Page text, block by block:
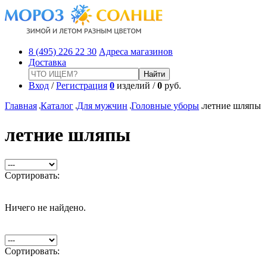
8 (495) 226 22 30 Адреса магазинов
Доставка
Вход /Регистрация 0 изделий /0 руб.
Главная Каталог Для мужчин Головные уборы летние шляпы
летние шляпы
Сортировать:
Ничего не найдено.
Сортировать: